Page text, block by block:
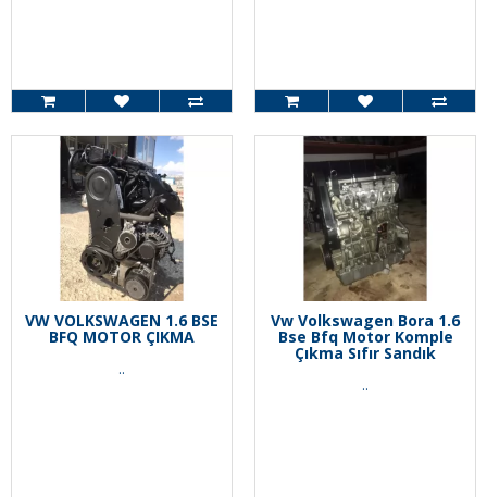
VW VOLKSWAGEN 1.6 BSE
BFQ MOTOR ÇIKMA
..
Vw Volkswagen Bora 1.6
Bse Bfq Motor Komple
Çıkma Sıfır Sandık
..